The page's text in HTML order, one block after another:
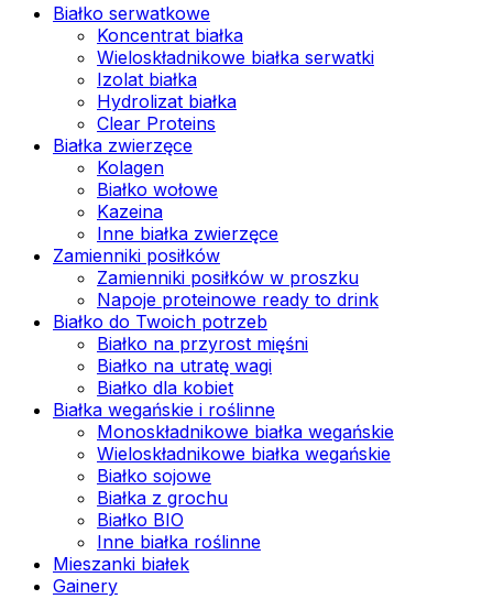
Białko serwatkowe
Koncentrat białka
Wieloskładnikowe białka serwatki
Izolat białka
Hydrolizat białka
Clear Proteins
Białka zwierzęce
Kolagen
Białko wołowe
Kazeina
Inne białka zwierzęce
Zamienniki posiłków
Zamienniki posiłków w proszku
Napoje proteinowe ready to drink
Białko do Twoich potrzeb
Białko na przyrost mięśni
Białko na utratę wagi
Białko dla kobiet
Białka wegańskie i roślinne
Monoskładnikowe białka wegańskie
Wieloskładnikowe białka wegańskie
Białko sojowe
Białka z grochu
Białko BIO
Inne białka roślinne
Mieszanki białek
Gainery